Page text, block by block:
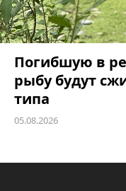
Погибшую в
рыбу будут
типа
05.08.2026